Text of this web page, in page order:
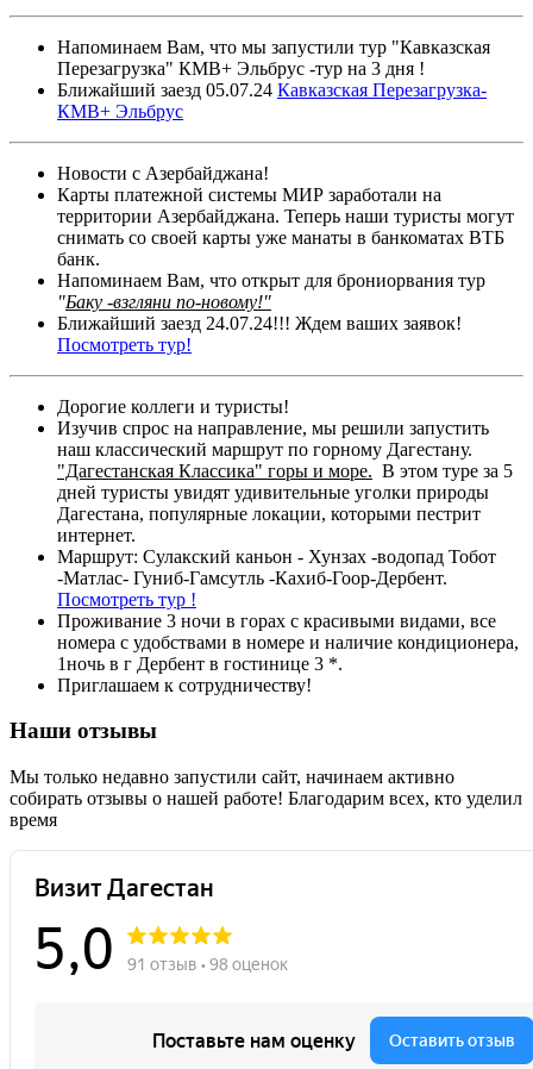
Напоминаем Вам, что мы запустили тур "Кавказская
Перезагрузка" КМВ+ Эльбрус -тур на 3 дня !
Ближайший заезд 05.07.24 Кавказская Перезагрузка-
КМВ+ Эльбрус
Новости с Азербайджана!
Карты платежной системы МИР заработали на
территории Азербайджана. Теперь наши туристы могут
снимать со своей карты уже манаты в банкоматах ВТБ
банк.
Напоминаем Вам, что открыт для брониорвания тур
"Баку -взгляни по-новому!"
Ближайший заезд 24.07.24!!! Ждем ваших заявок!
Посмотреть тур!
Дорогие коллеги и туристы!
Изучив спрос на направление, мы решили запустить
наш классический маршрут по горному Дагестану.
"Дагестанская Классика" горы и море. В этом туре за 5
дней туристы увидят удивительные уголки природы
Дагестана, популярные локации, которыми пестрит
интернет.
Маршрут: Сулакский каньон - Хунзах -водопад Тобот
-Матлас- Гуниб-Гамсутль -Кахиб-Гоор-Дербент.
Посмотреть тур !
Проживание 3 ночи в горах с красивыми видами, все
номера с удобствами в номере и наличие кондиционера,
1ночь в г Дербент в гостинице 3 *.
Приглашаем к сотрудничеству!
Наши отзывы
Мы только недавно запустили сайт, начинаем активно
собирать отзывы о нашей работе! Благодарим всех, кто уделил
время